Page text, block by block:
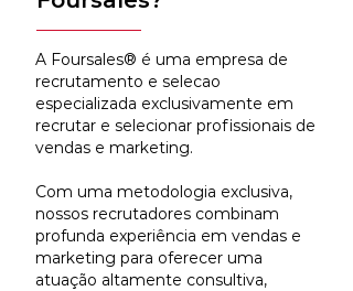
A Foursales® é uma empresa de
recrutamento e selecao
especializada exclusivamente em
recrutar e selecionar profissionais de
vendas e marketing.
Com uma metodologia exclusiva,
nossos recrutadores combinam
profunda experiência em vendas e
marketing para oferecer uma
atuação altamente consultiva,